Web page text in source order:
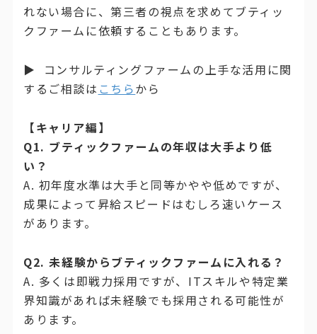
れない場合に、第三者の視点を求めてブティッ
クファームに依頼することもあります。
▶ コンサルティングファームの上手な活用に関
するご相談は こちらから
【キャリア編】
Q1. ブティックファームの年収は大手より低
い？
A. 初年度水準は大手と同等かやや低めですが、
成果によって昇給スピードはむしろ速いケース
があります。
Q2. 未経験からブティックファームに入れる？
A. 多くは即戦力採用ですが、ITスキルや特定業
界知識があれば未経験でも採用される可能性が
あります。